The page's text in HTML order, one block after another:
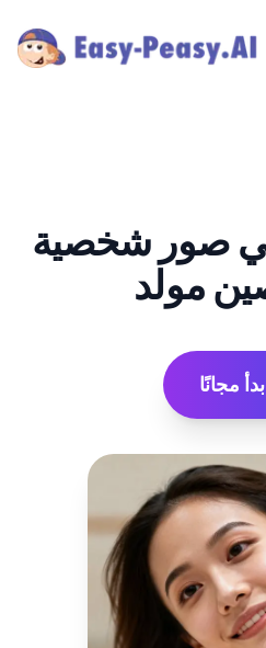
صور شخصية
مولد
ابدأ مجانًا